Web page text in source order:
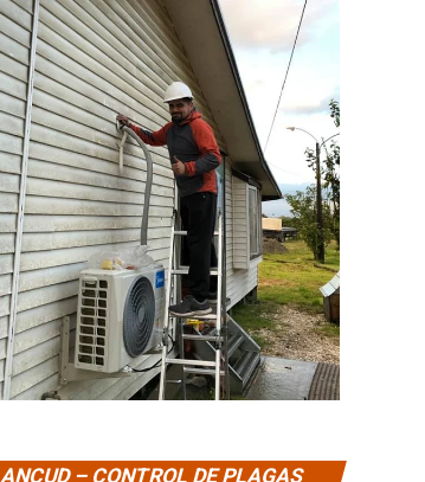
ANCUD – CONTROL DE PLAGAS